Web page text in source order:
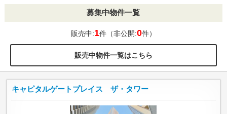
募集中物件一覧
販売中:1件（非公開:0件）
販売中物件一覧はこちら
キャピタルゲートプレイス ザ・タワー